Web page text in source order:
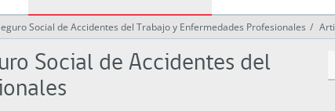
Social de Accidentes del Trabajo y Enfermedades Profesionales
Social de Accidentes del